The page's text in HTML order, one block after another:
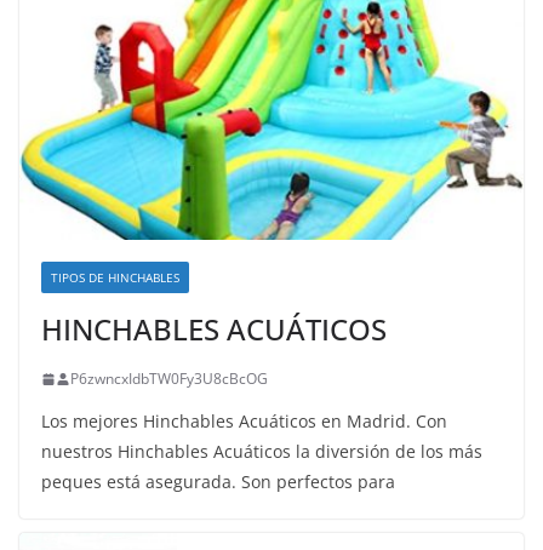
TIPOS DE HINCHABLES
HINCHABLES ACUÁTICOS
P6zwncxIdbTW0Fy3U8cBcOG
Los mejores Hinchables Acuáticos en Madrid. Con
nuestros Hinchables Acuáticos la diversión de los más
peques está asegurada. Son perfectos para